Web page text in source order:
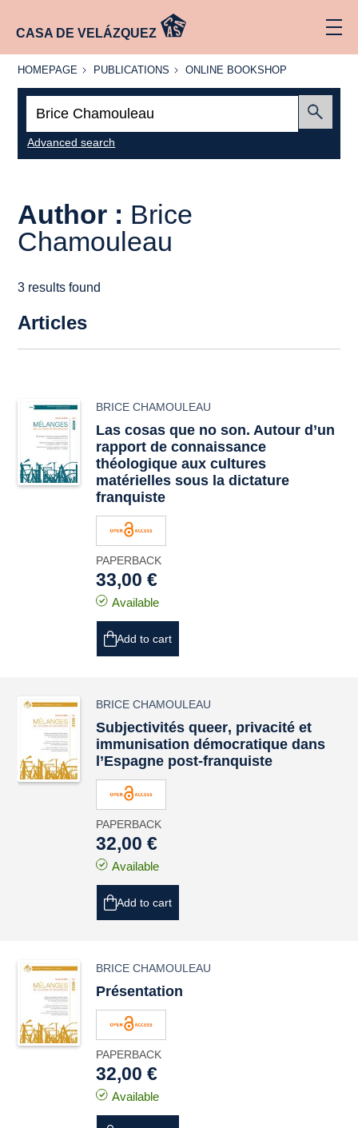
CASA DE VELÁZQUEZ
HOMEPAGE
HOMEPAGE PUBLICATIONS
PUBLICATIONS
ONLINE
ONLINE BOOKSHOP
Advanced search
Author : Brice
Chamouleau
3 results found
Articles
BRICE CHAMOULEAU
Las cosas que no son. Autour d’un
rapport de connaissance
théologique aux cultures
matérielles sous la dictature
franquiste
PAPERBACK
33,00 €
Available
Add to cart
BRICE CHAMOULEAU
Subjectivitésqueer, privacité et
immunisation démocratique dans
l’Espagne post-franquiste
PAPERBACK
32,00 €
Available
Add to cart
BRICE CHAMOULEAU
Présentation
PAPERBACK
32,00 €
Available